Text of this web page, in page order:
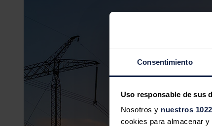
Consentimiento
Uso responsable de sus
Nosotros y nuestros
cookies para almacenar